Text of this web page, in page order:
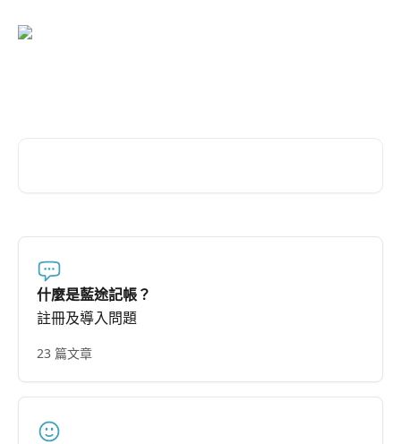
什麼是藍途記帳？
註冊及導入問題
23 篇文章